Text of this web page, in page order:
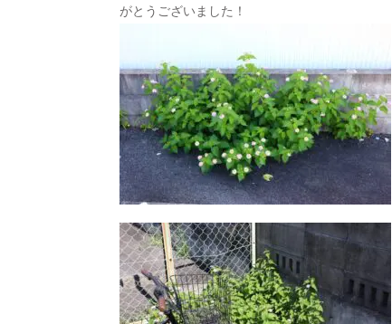
がとうございました！